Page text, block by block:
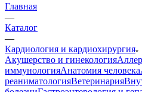
Главная
—
Каталог
—
Кардиология и кардиохирургия
Акушерство и гинекология
иммунологияАнатомия человека
реаниматологияВетеринария